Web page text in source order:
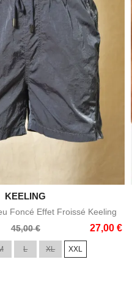
Aperçu rapide
KEELING
Foncé Effet Froissé Keeling
45,00 € 27,00 €
L XL XXL